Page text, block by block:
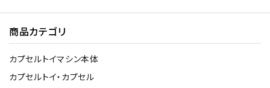
商品カテゴリ
カプセルトイマシン本体
カプセルトイ・カプセル